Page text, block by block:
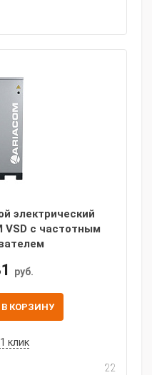
электрический
VSD с частотным
руб.
В КОРЗИНУ
клик
22